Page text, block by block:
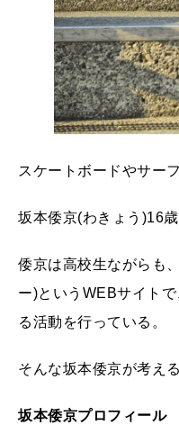
スケートボードやサー
坂本倭京(わきょう)16
倭京は高校生ながらも
ー)というWEBサイト
る活動を行っている。
そんな坂本倭京が考え
坂本倭京プロフィール